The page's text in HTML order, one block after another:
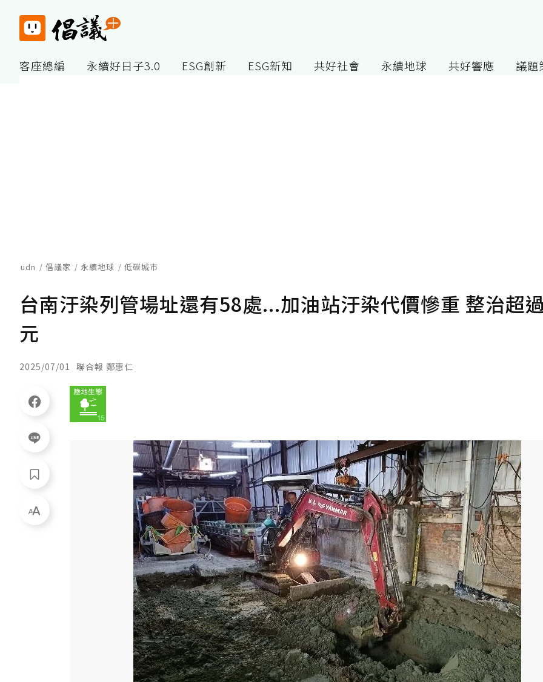
客座總編 永續好日子3.0 ESG創新 ESG新知 共好社會 永續地球 共好響應 議題
udn 倡議家 永續地球 低碳城市
台南汙染列管場址還有58處...加油站汙染代價慘重 整治超
元
2025/07/01 聯合報 鄭惠仁